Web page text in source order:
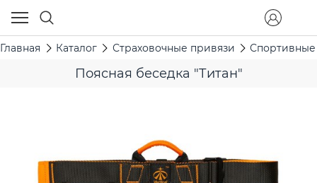
Главная Каталог Страховочные привязи Спортивные
Поясная беседка "Титан"